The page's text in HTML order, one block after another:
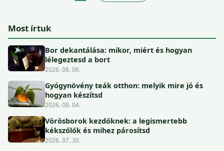
Most írtuk
Bor dekantálása: mikor, miért és hogyan
lélegeztesd a bort
2026. 08. 06.
Gyógynövény teák otthon: melyik mire jó és
hogyan készítsd
2026. 08. 04.
Vörösborok kezdőknek: a legismertebb
kékszőlők és mihez párosítsd
2026. 07. 30.